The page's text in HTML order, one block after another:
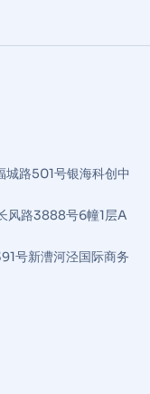
城路501号银海科创中
风路3888号6幢1层A
号新漕河泾国际商务